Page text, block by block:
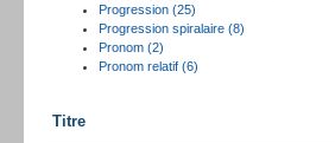
Progression (25)
Progression spiralaire (8)
Pronom (2)
Pronom relatif (6)
Titre